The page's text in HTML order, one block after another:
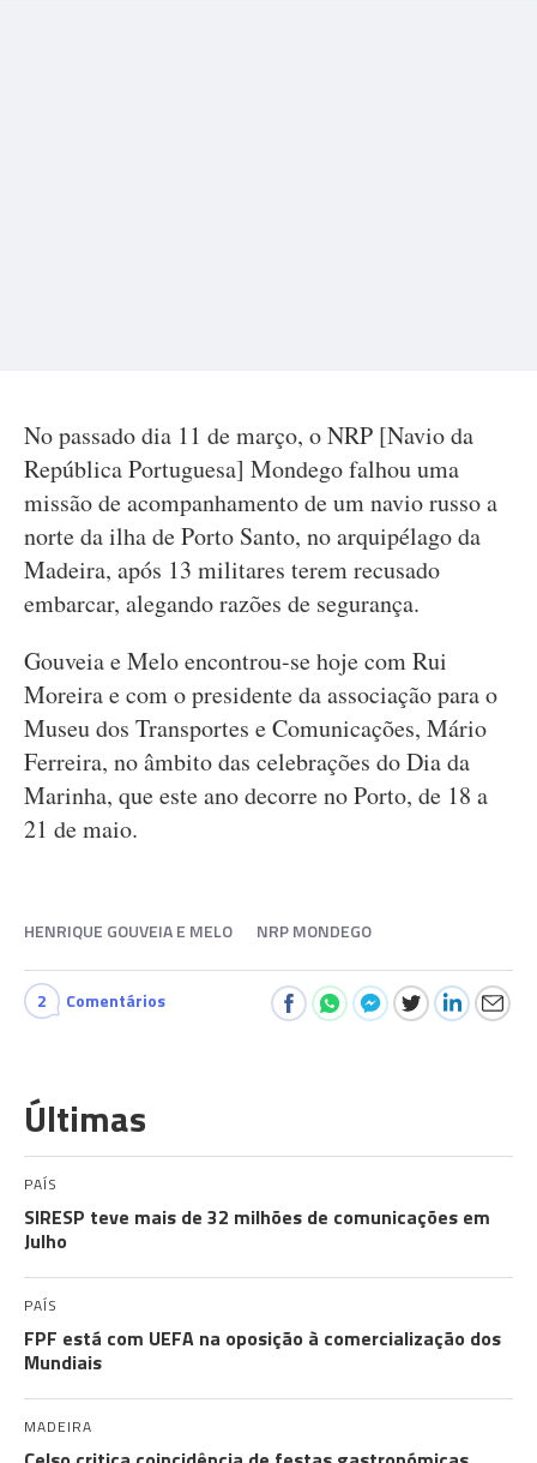
No passado dia 11 de março, o NRP [Navio da
República Portuguesa] Mondego falhou uma
missão de acompanhamento de um navio russo a
norte da ilha de Porto Santo, no arquipélago da
Madeira, após 13 militares terem recusado
embarcar, alegando razões de segurança.
Gouveia e Melo encontrou-se hoje com Rui
Moreira e com o presidente da associação para o
Museu dos Transportes e Comunicações, Mário
Ferreira, no âmbito das celebrações do Dia da
Marinha, que este ano decorre no Porto, de 18 a
21 de maio.
HENRIQUE GOUVEIA E MELO NRP MONDEGO
2 Comentários
Últimas
PAÍS
SIRESP teve mais de 32 milhões de comunicações em
Julho
PAÍS
FPF está com UEFA na oposição à comercialização dos
Mundiais
MADEIRA